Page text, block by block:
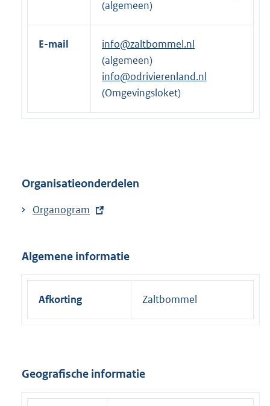
x
t
e
r
n
e
i
(algemeen)
E-mail
info@zaltbommel.nl
(algemeen)
info@odrivierenland.nl
(Omgevingsloket)
Organisatieonderdelen
E
e
r
l
k
Organogram
Algemene informatie
Afkorting Zaltbommel
Geografische informatie